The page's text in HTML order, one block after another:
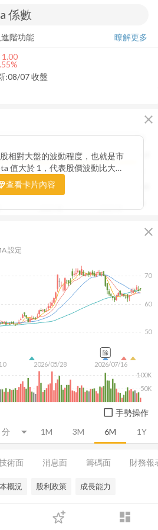
dashboard
登入
階功能
瞭解更多
1.00
:08/07 收盤
close
2
相對大盤的波動程度，也就是市
值大於 1，代表股價波動比大盤
報酬型；若 Beta 值小於 1，則表
性較強。透過觀察 Beta 值的變化
查看卡片內容
close
1M 3M 6M 1Y
2026/05/28 2026/07/16
50
60
70
50K
100K
設定
除
手勢操作
術面 消息面 籌碼面 財務報
概況 股利政策 成長能力